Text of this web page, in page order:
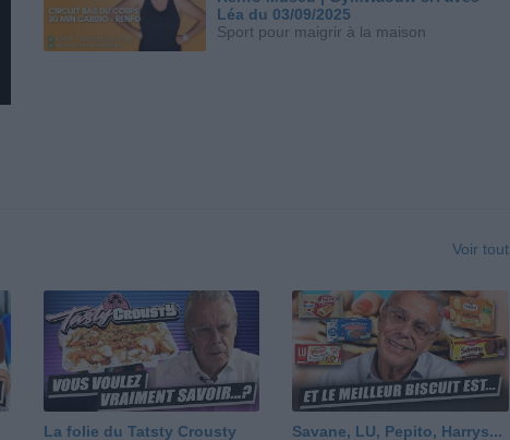
Léa du 03/09/2025
Sport pour maigrir à la maison
Voir tout
La folie du Tatsty Crousty
Savane, LU, Pepito, Harrys...